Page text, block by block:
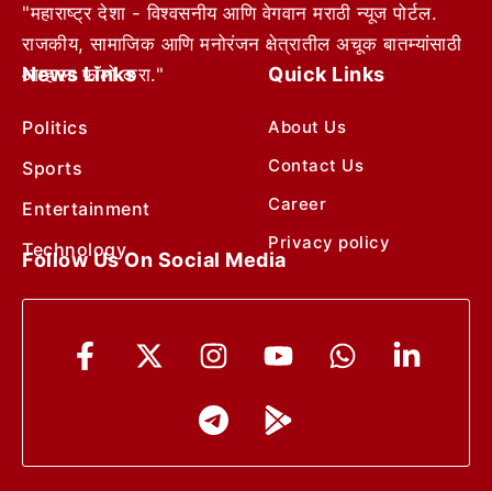
"महाराष्ट्र देशा - विश्वसनीय आणि वेगवान मराठी न्यूज पोर्टल.
राजकीय, सामाजिक आणि मनोरंजन क्षेत्रातील अचूक बातम्यांसाठी
आम्हाला फॉलो करा."
News Links
Politics
Sports
Entertainment
Technology
Quick Links
About Us
Contact Us
Career
Privacy policy
Follow Us On Social Media